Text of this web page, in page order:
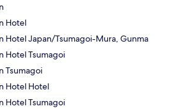
Hotel
Hotel Japan/Tsumagoi-Mura, Gunma
Hotel Tsumagoi
Tsumagoi
Hotel Hotel
Hotel Tsumagoi